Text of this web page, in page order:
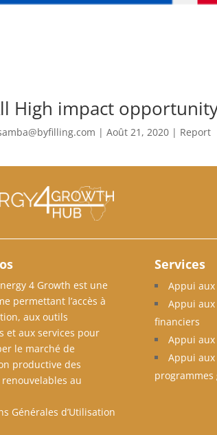
High impact
|Août 21, 2020 | Report
4 Growth est une
permettant l’accès à
aux outils
et aux services pour
le marché de
productive des
au
Services
Appui
Appui
financiers
Appui
Appui aux
Générales d’Utilisation